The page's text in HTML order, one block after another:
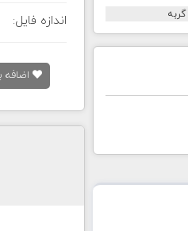
اندازه فایل:
اضافه